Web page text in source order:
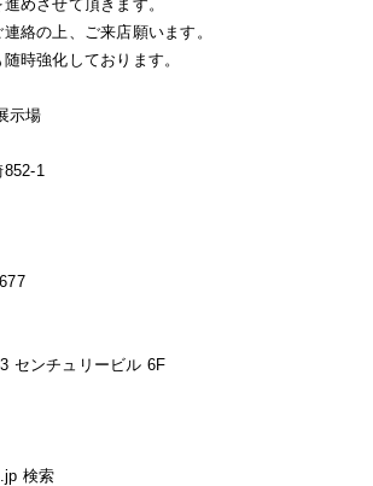
めさせて頂きます。
絡の上、ご来店願います。
時強化しております。
示場
852-1
センチュリービル 6F
検索